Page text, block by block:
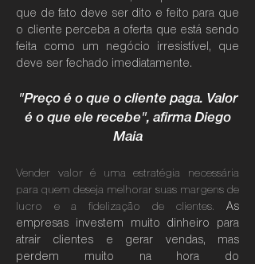
que de fato deve ser dito e feito para que
o cliente perceba a oferta que está sendo
feita como um negócio irresistível, que
deve ser fechado imediatamente.
"Preço é o que o cliente paga. Valor
é o que ele recebe", afirma Diego
Maia
Vender valor é uma estratégia necessária
para quem deseja melhorar suas margens de
lucro e a fidelização de clientes.
As
empresas investem muito dinheiro para
atrair clientes e gerar vendas, mas
perdem muito na hora do